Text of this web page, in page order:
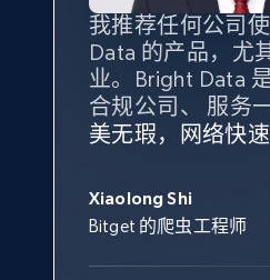
ID, User posted, Name,
posted, Photos, URL,
10.3K+ 1.2K+
X (formerly Twitter) -
Twitter posts URLs
ID, User posted, Name,
我推荐任何公司
Data 的产品，尤
业。Bright Data
合规公司、 服务
美无瑕，网络快速
Xiaolong Shi
Bitget 的爬虫工程师
Bright Data 拥有
设施，助您持续
帮助您轻松绕过烦
（CAPTCHA）。
根据我的使用体
的服务价值不可估
共网络数据以满
其支持团队和开
最重要的是拥有
最多的数据，而这
Data 和 tgndata
方。
tgndata 的首席执行官
我们对 Bright
象深刻，对整体服
沟通，他的协助
助。
我们对与 Bright
到非常满意。各
服务和支持团队也